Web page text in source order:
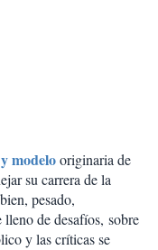
modelooriginaria de
su carrera de la
pesado,
lleno de desafíos, sobre
y las críticas se